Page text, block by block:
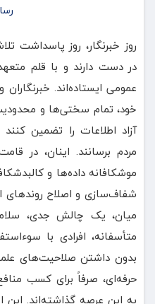
️روز خبرنگار، روز پاسداشت
در دست دارند و با قلم
عمومی ایستاده‌اند.
خود، تمام سختی‌ها و
آزاد اطلاعات را تضمین
مردم برسانند. اینان، در
موشکافانه داده‌ها و
شفاف‌سازی و اصلاح روندهای
میان، یک چالش جدی،
متأسفانه، افرادی با
بدون داشتن صلاحیت‌های
حرفه‌ای، صرفاً برای کسب
به این عرصه گذاشته‌اند. این